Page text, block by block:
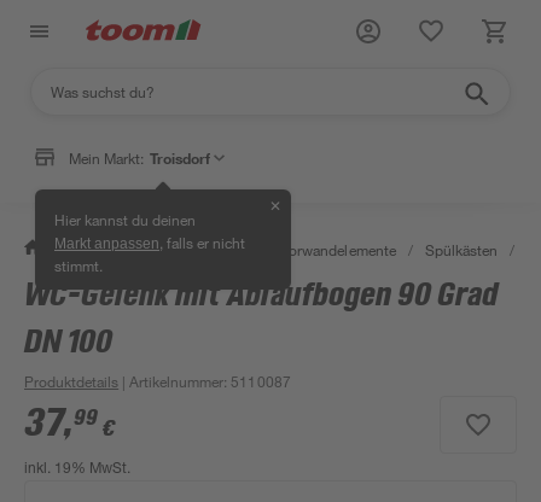
Mein Markt: Troisdorf
Hier kannst du deinen
Markt anpassen , falls er nicht
stimmt.
✕
/ Bad & Sanitär / Spülkästen & Vorwandelemente / Spülkästen /
WC-Gelenk mit Ablaufbogen 90 Grad
DN 100
Produktdetails | Artikelnummer: 5110087
37,99 €
inkl. 19% MwSt.